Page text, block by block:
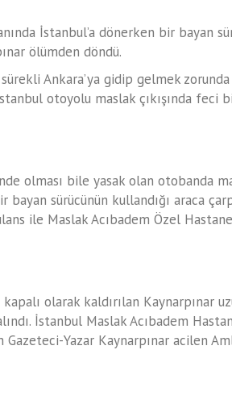
İstanbul’a dönerken bir bayan
ölümden döndü.
Ankara’ya gidip gelmek
otoyolu maslak çıkışında feci
olması bile yasak olan otobanda
sürücünün kullandığı araca
ile Maslak Acıbadem Özel
olarak kaldırılan Kaynarpınar
İstanbul Maslak Acıbadem
Yazar Kaynarpınar acilen